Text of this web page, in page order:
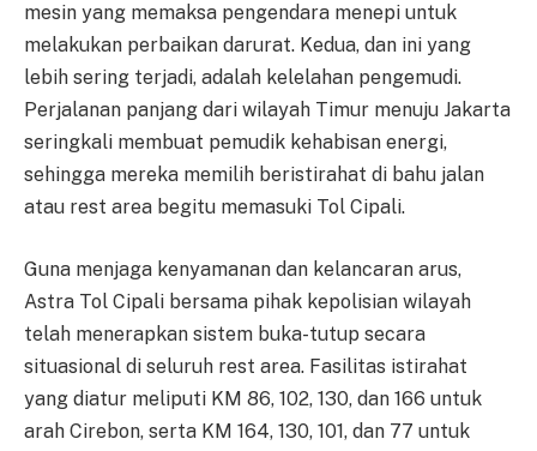
mesin yang memaksa pengendara menepi untuk
melakukan perbaikan darurat. Kedua, dan ini yang
lebih sering terjadi, adalah kelelahan pengemudi.
Perjalanan panjang dari wilayah Timur menuju Jakarta
seringkali membuat pemudik kehabisan energi,
sehingga mereka memilih beristirahat di bahu jalan
atau rest area begitu memasuki Tol Cipali.
Guna menjaga kenyamanan dan kelancaran arus,
Astra Tol Cipali bersama pihak kepolisian wilayah
telah menerapkan sistem buka-tutup secara
situasional di seluruh rest area. Fasilitas istirahat
yang diatur meliputi KM 86, 102, 130, dan 166 untuk
arah Cirebon, serta KM 164, 130, 101, dan 77 untuk